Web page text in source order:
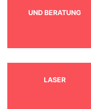
UND BERATUNG
LASER